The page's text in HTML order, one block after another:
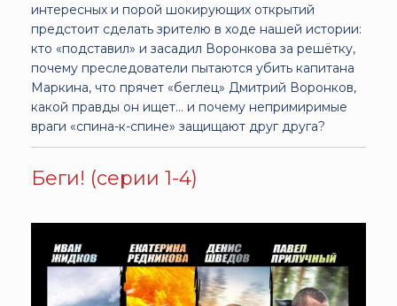
интересных и порой шокирующих открытий
предстоит сделать зрителю в ходе нашей истории:
кто «подставил» и засадил Воронкова за решётку,
почему преследователи пытаются убить капитана
Маркина, что прячет «беглец» Дмитрий Воронков,
какой правды он ищет… и почему непримиримые
враги «спина-к-спине» защищают друг друга?
Беги! (серии 1-4)